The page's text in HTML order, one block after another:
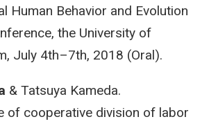
Human Behavior and Evolution
the University of
July 4th–7th, 2018 (Oral).
& Tatsuya Kameda.
of cooperative division of labor